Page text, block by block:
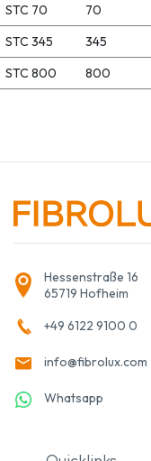
STC 70
70
STC 345
345
STC 800
800
Hessenstraße 16
65719 Hofheim
+49 6122 9100 0
info@fibrolux.com
Whatsapp